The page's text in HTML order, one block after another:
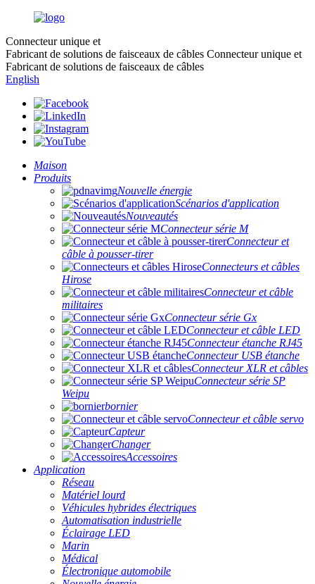
Connecteur unique et
Fabricant de solutions de faisceaux de câbles Connecteur unique et
Fabricant de solutions de faisceaux de câbles
English
Maison
Produits
Nouvelle énergie
Scénarios d'application
Nouveautés
Connecteur série M
Connecteur et
câble à pousser-tirer
Connecteurs et câbles
Hirose
Connecteur et câble
militaires
Connecteur série Gx
Connecteur et câble LED
Connecteur étanche RJ45
Connecteur USB étanche
Connecteur XLR et câbles
Connecteur série SP
Weipu
bornier
Connecteur et câble servo
Capteur
Changer
Accessoires
Application
Réseau
Matériel lourd
Véhicules hybrides électriques
Automatisation industrielle
Éclairage LED
Marin
Médical
Électronique automobile